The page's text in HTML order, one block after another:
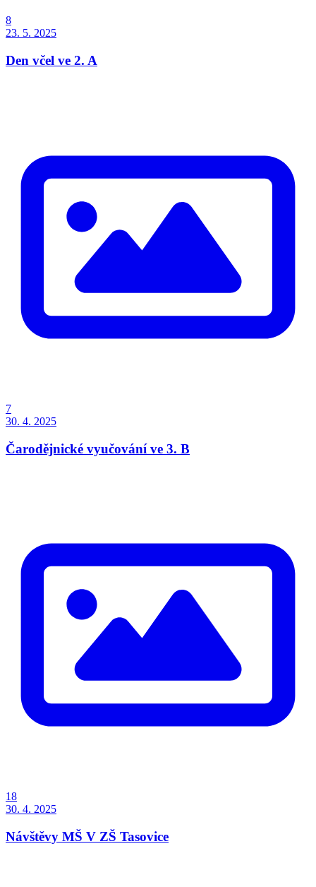
8
23. 5. 2025
Den včel ve 2. A
7
30. 4. 2025
Čarodějnické vyučování ve 3. B
18
30. 4. 2025
Návštěvy MŠ V ZŠ Tasovice